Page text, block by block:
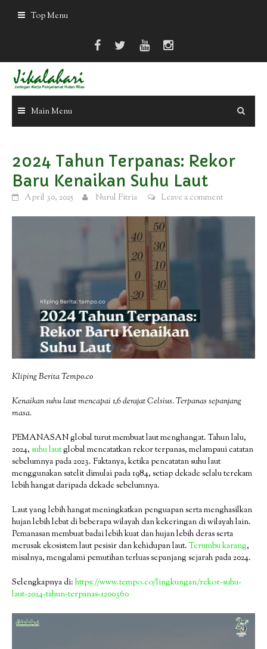
Top Menu
Main Menu
2024 Tahun Terpanas: Rekor
Baru Kenaikan Suhu Laut
April 30, 2025 Nurul Fitria Leave a comment
Kliping Berita Tempo.co
Kenaikan suhu laut mencapai 1,6 derajat Celsius. Terpanas sepanjang
masa.
PEMANASAN global turut membuat laut menghangat. Tahun lalu,
2024, suhulautglobal mencatatkan rekor terpanas, melampaui catatan
sebelumnya pada 2023. Faktanya, ketika pencatatan suhu laut
menggunakan satelit dimulai pada 1984, setiap dekade selalu terekam
lebih hangat daripada dekade sebelumnya.
Laut yang lebih hangat meningkatkan penguapan serta menghasilkan
hujan lebih lebat di beberapa wilayah dan kekeringan di wilayah lain.
Pemanasan membuat badai lebih kuat dan hujan lebih deras serta
merusak ekosistem laut pesisir dan kehidupan laut.Terumbu karang,
misalnya, mengalami pemutihan terluas sepanjang sejarah pada 2024.
Selengkapnya di: https://www.tempo.co/lingkungan/rekor-suhu-
laut-2024-tahun-terpanas-1200360